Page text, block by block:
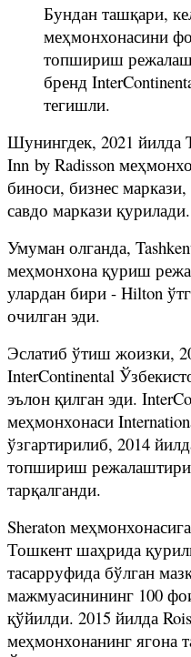
Бундан ташқари,
меҳмонхонасини
топшириш
бренд
тегишли.
Шунингдек, 2021 йилда
Inn by Radisson
биноси, бизнес
савдо маркази қурилади.
Умуман олганда,
меҳмонхона қуриш
улардан бири - Hilton
очилган эди.
Эслатиб ўтиш жоизки,
InterContinental
эълон қилган эди.
меҳмонхонаси
ўзгартирилиб, 2014
топшириш
тарқалганди.
Sheraton
Тошкент шаҳрида
тасарруфида бўлган
мажмуасинининг 100
қўйилди. 2015 йилда
меҳмонхонанинг ягона